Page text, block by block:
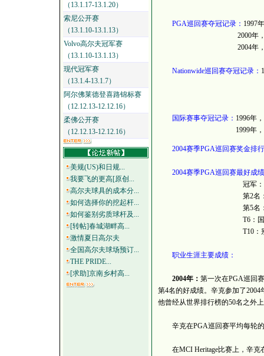
（13.1.17-13.1.20）
索尼公开赛
（13.1.10-13.1.13）
Volvo高尔夫冠军赛
（13.1.10-13.1.13）
现代冠军赛
（13.1.4-13.1.7）
阿尔佛莱德登喜路锦标赛
（12.12.13-12.12.16）
柔佛公开赛
（12.12.13-12.12.16）
美规(US)和日规...
我要飞的更高[原创...
高尔夫球具的成本分...
如何选择你的挖起杆...
如何鉴别劣质球杆及...
[转帖]春城湖畔高...
激情夏日高尔夫
全国高尔夫球场预订...
THE PRIDE...
[求助]京南乡村高...
PGA巡回赛夺冠记录： 1997
2000年，MCI精
2004年，MCI
Nationwide巡回赛夺冠记录：
国际赛事夺冠记录： 1996年
1999年，墨西哥
2004赛季PGA巡回赛奖金排
2004赛季PGA巡回赛最好成
冠军
第2名：84 LUMBER
第5名：别克公开赛
T6：国际赛 T8：
T10：别克邀
职业生涯主要成绩：
2004年： 第一次在PGA巡回
第4名的好成绩。辛克参加了
他曾经从世界排行榜的50名之外
辛克在PGA巡回赛平均每轮的
在MCI Heritage比赛上，辛克